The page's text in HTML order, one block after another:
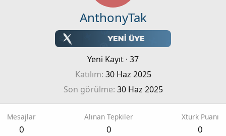
AnthonyTak
Yeni Kayıt · 37
Katılım 30 Haz 2025
Son görülme 30 Haz 2025
Mesajlar
0
Alınan Tepkiler
0
Xturk Puanı
0